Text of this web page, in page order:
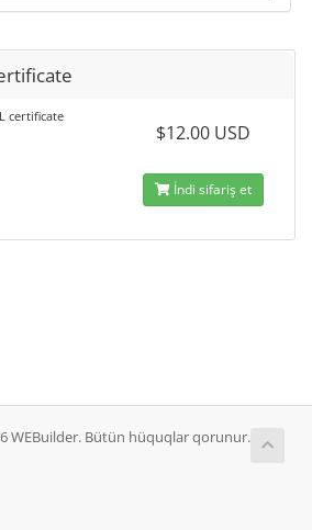
certificate
$12.00 USD
İndi sifariş et
WEBuilder. Bütün hüquqlar qorunur.